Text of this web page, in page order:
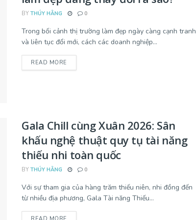
BY THÚY HẰNG 0
Trong bối cảnh thị trường làm đẹp ngày càng cạnh tranh
và liên tục đổi mới, cách các doanh nghiệp...
READ MORE
Gala Chill cùng Xuân 2026: Sân
khấu nghệ thuật quy tụ tài năng
thiếu nhi toàn quốc
BY THÚY HẰNG 0
Với sự tham gia của hàng trăm thiếu niên, nhi đồng đến
từ nhiều địa phương, Gala Tài năng Thiếu...